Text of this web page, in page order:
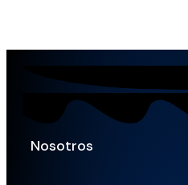
Nosotros